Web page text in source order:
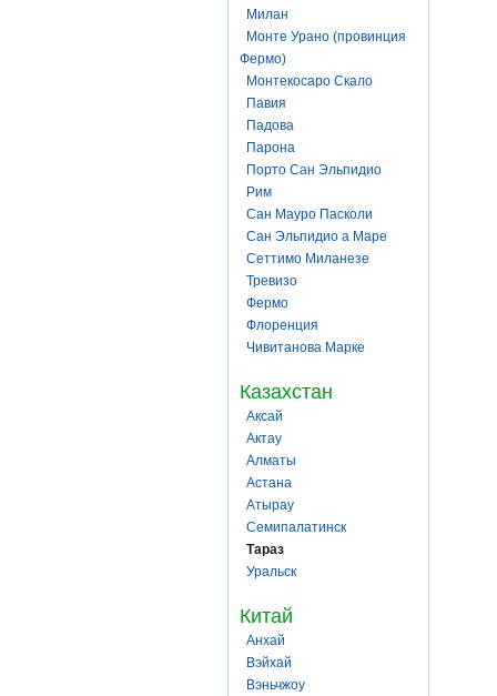
Милан
Монте Урано (провинция
Фермо)
Монтекосаро Скало
Павия
Падова
Парона
Порто Сан Эльпидио
Рим
Сан Мауро Пасколи
Сан Эльпидио а Маре
Сеттимо Миланезе
Тревизо
Фермо
Флоренция
Чивитанова Марке
Казахстан
Аксай
Актау
Алматы
Астана
Атырау
Семипалатинск
Тараз
Уральск
Китай
Анхай
Вэйхай
Вэньчжоу